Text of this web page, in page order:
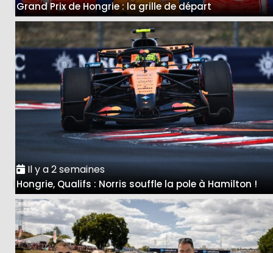
Grand Prix de Hongrie : la grille de départ
Il y a 2 semaines
Hongrie, Qualifs : Norris souffle la pole à Hamilton !